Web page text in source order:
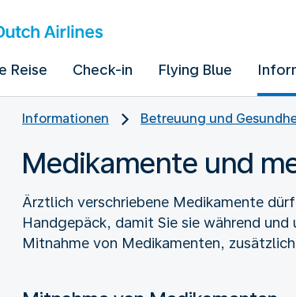
Reise Check-in Flying Blue
Informationen Betreuung und
Medikamente und
Ärztlich verschriebene Medikamente
Handgepäck, damit Sie sie während
Mitnahme von Medikamenten,